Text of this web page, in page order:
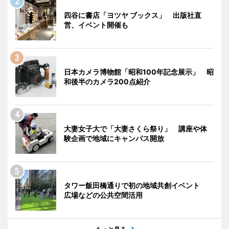
四谷に書店「ヨツヤ ブックス」 出版社直
営、イベント開催も
日本カメラ博物館「昭和100年記念展示」 昭
和後半のカメラ200点紹介
大妻女子大で「大妻さくら祭り」 講座や体
験企画で地域にキャンパス開放
タワー飯田橋通りで初の地域共創イベント
広場などの公共空間活用